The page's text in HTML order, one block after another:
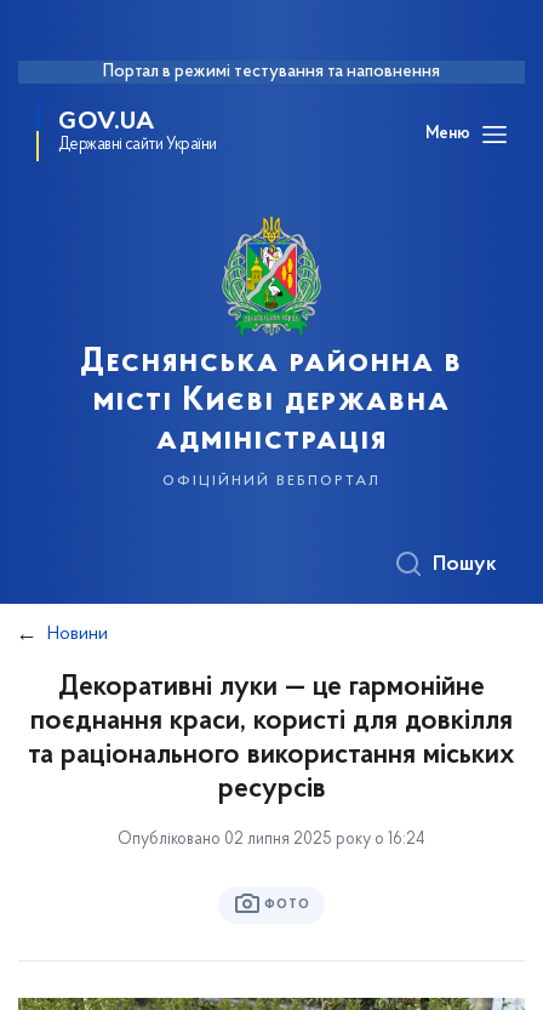
Портал в режимі тестування та наповнення
GOV.UA
Державні сайти України
Меню
Деснянська районна в
місті Києві державна
адміністрація
офіційний вебпортал
Пошук
Новини
Декоративні луки — це гармонійне
поєднання краси, користі для довкілля
та раціонального використання міських
ресурсів
Опубліковано 02 липня 2025 року о 16:24
ФОТО